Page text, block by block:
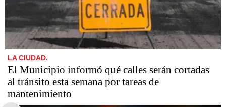
LA CIUDAD.
El Municipio informó qué calles serán cortadas
al tránsito esta semana por tareas de
mantenimiento